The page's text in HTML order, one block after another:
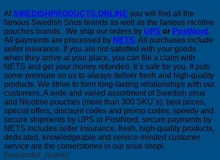
AtSWEDISHPRODUCTS.ONLINE you will find all the
famous Swedish Snus brands as well as the famous nicotine
pouches brands. We ship our orders by UPS or PostNord .
All payments are processed by NETS. All purchases include
seller insurance. If you are not satisfied with your goods
when they arrive at your place, you can file a claim with
NETS and get your money refunded. It´s safe for you. It puts
some pressure on us to always deliver fresh and high-quality
products. We strive to form long-lasting relationships with our
customers. A wide and varied assortment of Swedish snus
and Nicotine pouches (more than 300 SKU´s), best prices,
special offers, discount codes and promo codes, speedy and
secure shipments by UPS or PostNord, secure payments by
NETS includes seller insurance, fresh, high-quality products,
dedicated, knowledgeable and service-minded customer
service are the cornerstones in our snus shop!
[/expander_maker]